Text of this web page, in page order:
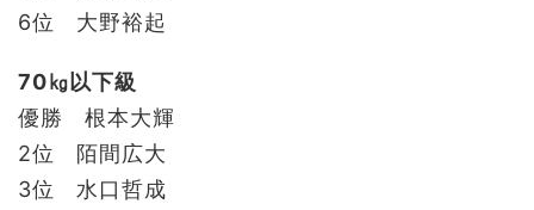
6位 大野裕起
70㎏以下級
優勝 根本大輝
2位 陌間広大
3位 水口哲成